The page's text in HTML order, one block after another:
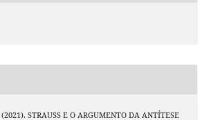
STRAUSS E O ARGUMENTO DA ANTÍTESE